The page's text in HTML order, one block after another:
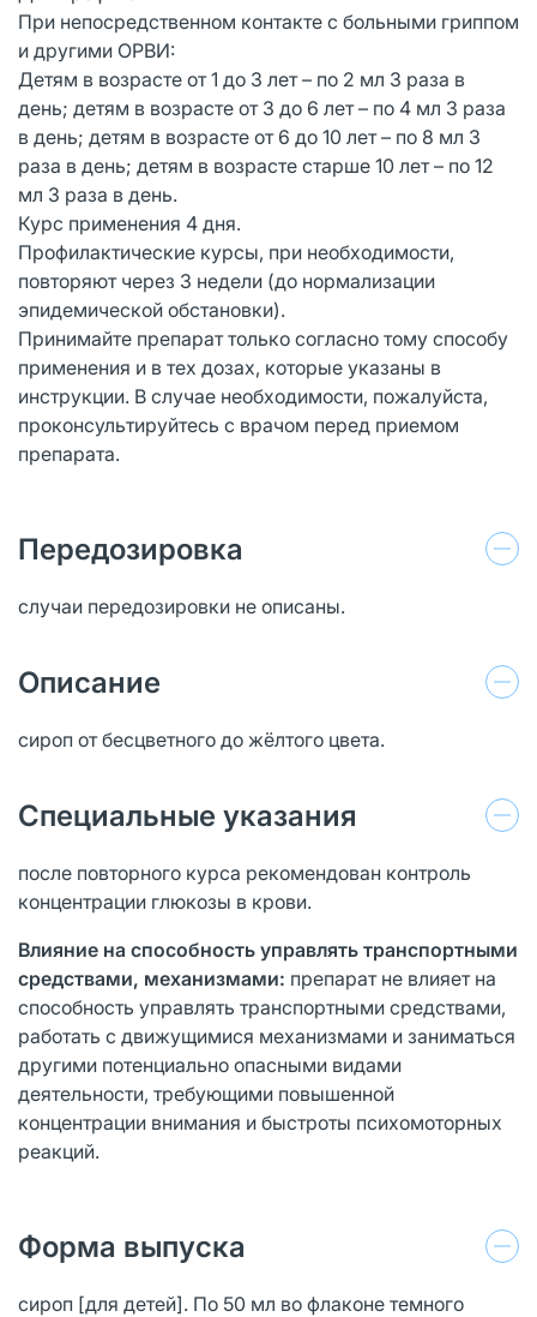
При непосредственном контакте с больными гриппом
и другими ОРВИ:
Детям в возрасте от 1 до 3 лет – по 2 мл 3 раза в
день; детям в возрасте от 3 до 6 лет – по 4 мл 3 раза
в день; детям в возрасте от 6 до 10 лет – по 8 мл 3
раза в день; детям в возрасте старше 10 лет – по 12
мл 3 раза в день.
Курс применения 4 дня.
Профилактические курсы, при необходимости,
повторяют через 3 недели (до нормализации
эпидемической обстановки).
Принимайте препарат только согласно тому способу
применения и в тех дозах, которые указаны в
инструкции. В случае необходимости, пожалуйста,
проконсультируйтесь с врачом перед приемом
препарата.
Передозировка
случаи передозировки не описаны.
Описание
сироп от бесцветного до жёлтого цвета.
Специальные указания
после повторного курса рекомендован контроль
концентрации глюкозы в крови.
Влияние на способность управлять транспортными
средствами, механизмами: препарат не влияет на
способность управлять транспортными средствами,
работать с движущимися механизмами и заниматься
другими потенциально опасными видами
деятельности, требующими повышенной
концентрации внимания и быстроты психомоторных
реакций.
Форма выпуска
сироп [для детей]. По 50 мл во флаконе темного